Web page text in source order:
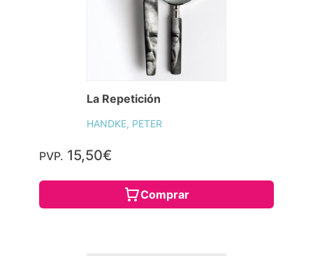
La Repetición
HANDKE, PETER
PVP. 15,50€
Comprar